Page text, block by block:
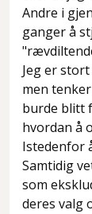
Andre i
ganger å
Jeg er
men
burde blitt
hvordan å
Istedenfor
Samtidig
som
deres valg